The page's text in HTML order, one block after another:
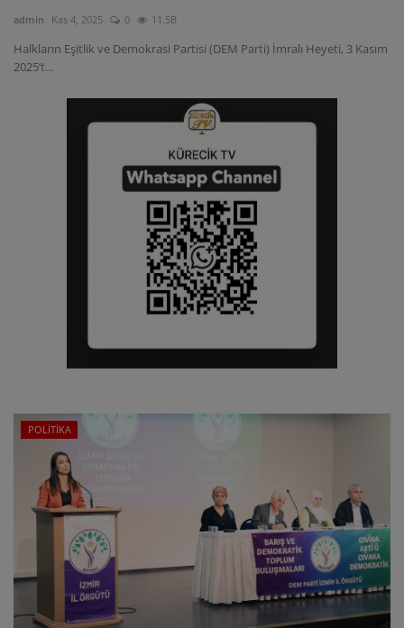
admin Kas 4, 2025 0 11.5B
Halkların Eşitlik ve Demokrasi Partisi (DEM Parti) İmralı Heyeti, 3 Kasım
2025’t...
POLİTİKA